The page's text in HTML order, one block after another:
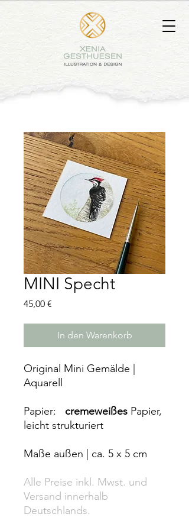
MINI Specht
45,00 €
In den Warenkorb
Original Mini Gemälde |
Aquarell
Papier: cremeweißes Papier,
leicht strukturiert
Maße außen | ca. 5 x 5 cm
Alle Preise inkl. Mwst. und
Versand innerhalb
Deutschlands.